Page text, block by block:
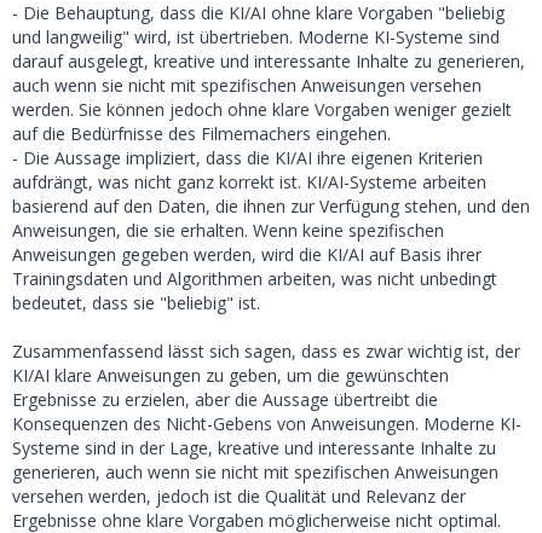
- Die Behauptung, dass die KI/AI ohne klare Vorgaben "beliebig
und langweilig" wird, ist übertrieben. Moderne KI-Systeme sind
darauf ausgelegt, kreative und interessante Inhalte zu generieren,
auch wenn sie nicht mit spezifischen Anweisungen versehen
werden. Sie können jedoch ohne klare Vorgaben weniger gezielt
auf die Bedürfnisse des Filmemachers eingehen.
- Die Aussage impliziert, dass die KI/AI ihre eigenen Kriterien
aufdrängt, was nicht ganz korrekt ist. KI/AI-Systeme arbeiten
basierend auf den Daten, die ihnen zur Verfügung stehen, und den
Anweisungen, die sie erhalten. Wenn keine spezifischen
Anweisungen gegeben werden, wird die KI/AI auf Basis ihrer
Trainingsdaten und Algorithmen arbeiten, was nicht unbedingt
bedeutet, dass sie "beliebig" ist.
Zusammenfassend lässt sich sagen, dass es zwar wichtig ist, der
KI/AI klare Anweisungen zu geben, um die gewünschten
Ergebnisse zu erzielen, aber die Aussage übertreibt die
Konsequenzen des Nicht-Gebens von Anweisungen. Moderne KI-
Systeme sind in der Lage, kreative und interessante Inhalte zu
generieren, auch wenn sie nicht mit spezifischen Anweisungen
versehen werden, jedoch ist die Qualität und Relevanz der
Ergebnisse ohne klare Vorgaben möglicherweise nicht optimal.